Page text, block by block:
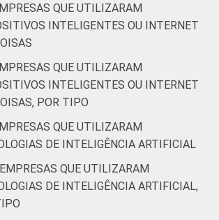
e serviços
complementares
Artes, cultura,
esporte e
recreação,
atividades de
serviços
NIC.br, Centro Regional de
para o Desenvolvimento da
QUE UTILIZARAM
INTELIGENTES OU INTERNET
QUE UTILIZARAM
INTELIGENTES OU INTERNET
POR TIPO
QUE UTILIZARAM
DE INTELIGÊNCIA ARTIFICIAL
QUE UTILIZARAM
DE INTELIGÊNCIA ARTIFICIAL,